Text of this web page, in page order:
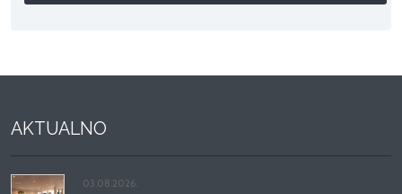
AKTUALNO
03.08.2026.